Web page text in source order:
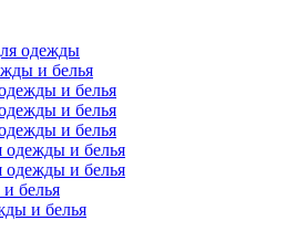
одежды
и белья
и белья
и белья
и белья
и белья
и белья
белья
и белья